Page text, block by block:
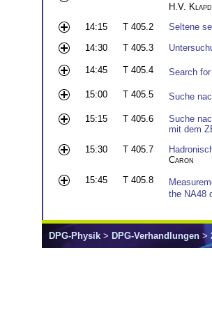
H.V.
14:15
T 405.2
Seltene
14:30
T 405.3
14:45 T 405.4 Search
15:00 T 405.5 Suche
15:15 T 405.6
Suche
mit dem
15:30
T 405.7
Caron
15:45
T 405.8
the NA48
DPG-Physik > DPG-Verhandlungen >